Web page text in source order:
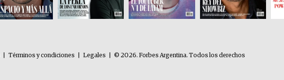
Términos y condiciones Legales
© 2026. Forbes Argentina. Todos los derechos